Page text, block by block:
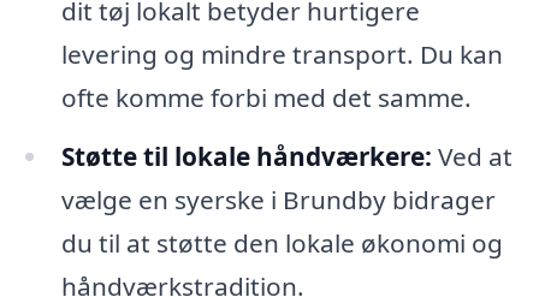
dit tøj lokalt betyder hurtigere
levering og mindre transport. Du kan
ofte komme forbi med det samme.
Støtte til lokale håndværkere: Ved at
vælge en syerske i Brundby bidrager
du til at støtte den lokale økonomi og
håndværkstradition.